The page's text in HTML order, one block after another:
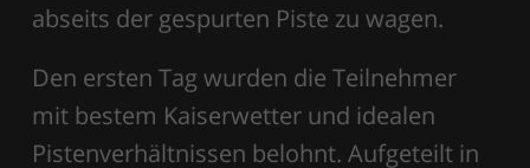
abseits der gespurten Piste zu wagen.
Den ersten Tag wurden die Teilnehmer
mit bestem Kaiserwetter und idealen
Pistenverhältnissen belohnt. Aufgeteilt in